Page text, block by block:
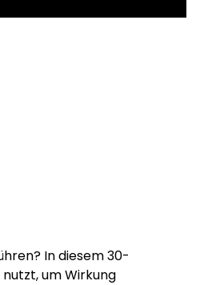
In diesem 30-
um Wirkung